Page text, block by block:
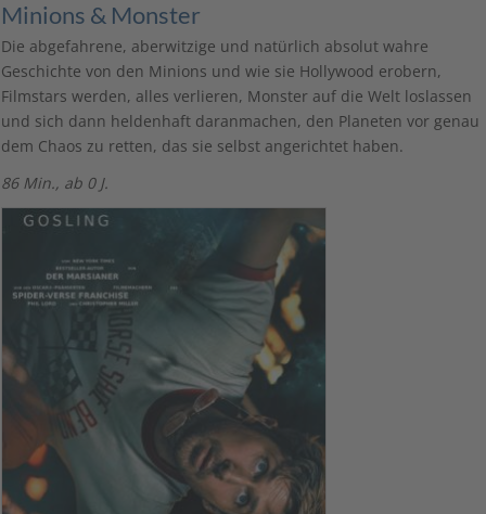
Minions & Monster
Die abgefahrene, aberwitzige und natürlich absolut wahre
Geschichte von den Minions und wie sie Hollywood erobern,
Filmstars werden, alles verlieren, Monster auf die Welt loslassen
und sich dann heldenhaft daranmachen, den Planeten vor genau
dem Chaos zu retten, das sie selbst angerichtet haben.
86 Min., ab 0 J.